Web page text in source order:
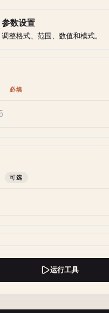
参数设置
调整格式、范围、数值和模式。
必填
可选
运行工具